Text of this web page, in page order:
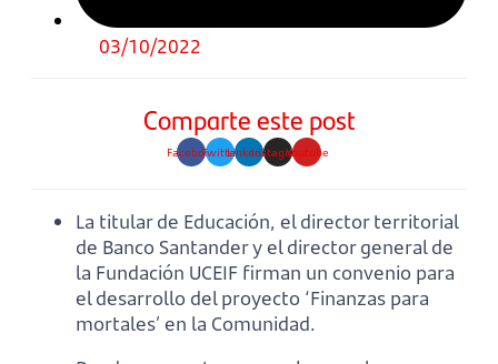
03/10/2022
Comparte este post
FacebookTwitterLinkedinInstagramYoutube
La titular de Educación, el director territorial
de Banco Santander y el director general de
la Fundación UCEIF firman un convenio para
el desarrollo del proyecto ‘Finanzas para
mortales’ en la Comunidad.